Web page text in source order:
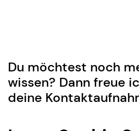
Du möchtest noch
wissen? Dann freue
deine